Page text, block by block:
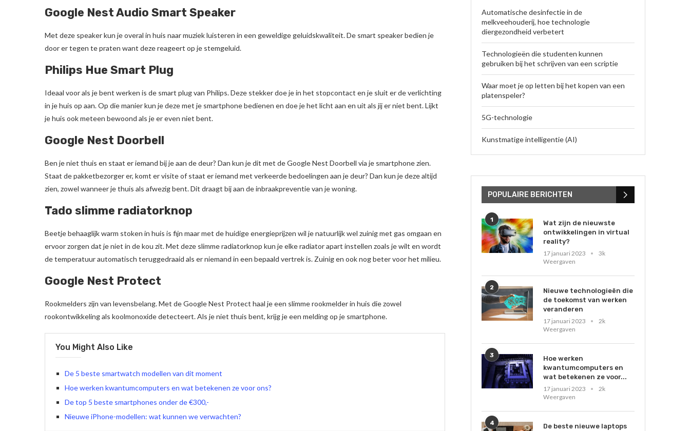
Google Nest Audio Smart Speaker
Met deze speaker kun je overal in huis naar muziek luisteren in een geweldige geluidskwaliteit. De smart speaker bedien je
door er tegen te praten want deze reageert op je stemgeluid.
Philips Hue Smart Plug
Ideaal voor als je bent werken is de smart plug van Philips. Deze stekker doe je in het stopcontact en je sluit er de verlichting
in je huis op aan. Op die manier kun je deze met je smartphone bedienen en doe je het licht aan en uit als jij er niet bent. Lijkt
je huis ook meteen bewoond als je er even niet bent.
Google Nest Doorbell
Ben je niet thuis en staat er iemand bij je aan de deur? Dan kun je dit met de Google Nest Doorbell via je smartphone zien.
Staat de pakketbezorger er, komt er visite of staat er iemand met verkeerde bedoelingen aan je deur? Dan kun je deze altijd
zien, zowel wanneer je thuis als afwezig bent. Dit draagt bij aan de inbraakpreventie van je woning.
Tado slimme radiatorknop
Beetje behaaglijk warm stoken in huis is fijn maar met de huidige energieprijzen wil je natuurlijk wel zuinig met gas omgaan en
ervoor zorgen dat je niet in de kou zit. Met deze slimme radiatorknop kun je elke radiator apart instellen zoals je wilt en wordt
de temperatuur automatisch teruggedraaid als er niemand in een bepaald vertrek is. Zuinig en ook nog beter voor het milieu.
Google Nest Protect
Rookmelders zijn van levensbelang. Met de Google Nest Protect haal je een slimme rookmelder in huis die zowel
rookontwikkeling als koolmonoxide detecteert. Als je niet thuis bent, krijg je een melding op je smartphone.
You Might Also Like
De 5 beste smartwatch modellen van dit moment
Hoe werken kwantumcomputers en wat betekenen ze voor ons?
De top 5 beste smartphones onder de €300,-
Nieuwe iPhone-modellen: wat kunnen we verwachten?
Automatische desinfectie in de
melkveehouderij, hoe technologie
diergezondheid verbetert
Technologieën die studenten kunnen
gebruiken bij het schrijven van een scriptie
Waar moet je op letten bij het kopen van een
platenspeler?
5G-technologie
Kunstmatige intelligentie (AI)
POPULAIRE BERICHTEN
1
Wat zijn de nieuwste
ontwikkelingen in virtual
reality?
17 januari 2023
3k
Weergaven
2
Nieuwe technologieën die
de toekomst van werken
veranderen
17 januari 2023
2k
Weergaven
3
Hoe werken
kwantumcomputers en
wat betekenen ze voor...
17 januari 2023
2k
Weergaven
4
De beste nieuwe laptops